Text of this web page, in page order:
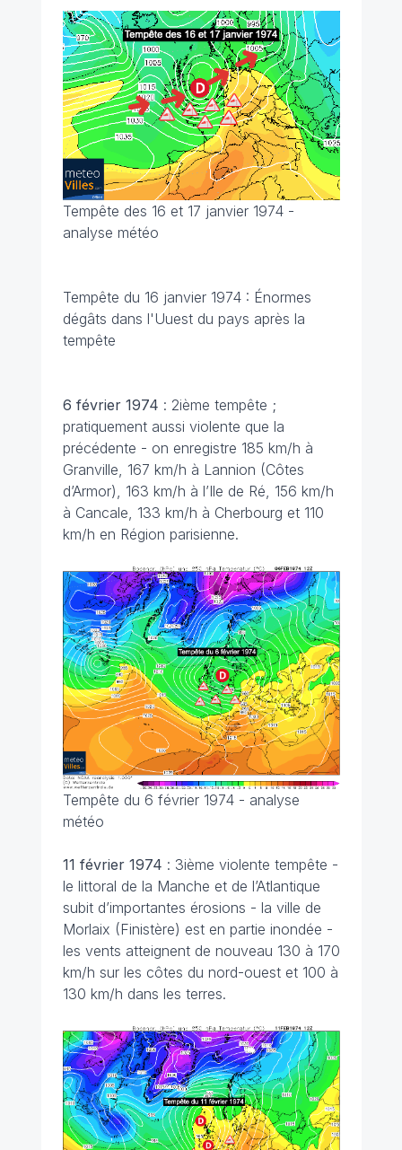
Tempête des 16 et 17 janvier 1974 -
analyse météo
Tempête du 16 janvier 1974 : Énormes
dégâts dans l'Uuest du pays après la
tempête
6 février 1974 : 2ième tempête ;
pratiquement aussi violente que la
précédente - on enregistre 185 km/h à
Granville, 167 km/h à Lannion (Côtes
d’Armor), 163 km/h à l’Ile de Ré, 156 km/h
à Cancale, 133 km/h à Cherbourg et 110
km/h en Région parisienne.
Tempête du 6 février 1974 - analyse
météo
11 février 1974 : 3ième violente tempête -
le littoral de la Manche et de l’Atlantique
subit d’importantes érosions - la ville de
Morlaix (Finistère) est en partie inondée -
les vents atteignent de nouveau 130 à 170
km/h sur les côtes du nord-ouest et 100 à
130 km/h dans les terres.